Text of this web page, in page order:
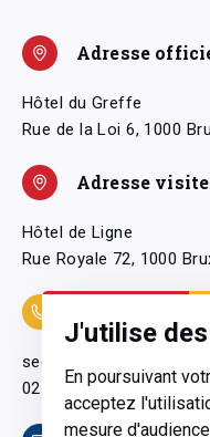
J'utilise
En poursuivant
acceptez
mesure
Adresse
Hôtel du Greffe
Rue de la Loi 6, 1000
Adresse
Hôtel de Ligne
Rue Royale 72, 1000
02 506 38 11